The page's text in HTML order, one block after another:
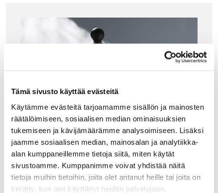
Tämä sivusto käyttää evästeitä
Käytämme evästeitä tarjoamamme sisällön ja mainosten
räätälöimiseen, sosiaalisen median ominaisuuksien
tukemiseen ja kävijämäärämme analysoimiseen. Lisäksi
jaamme sosiaalisen median, mainosalan ja analytiikka-
alan kumppaneillemme tietoja siitä, miten käytät
sivustoamme. Kumppanimme voivat yhdistää näitä
tietoja muihin tietoihin, joita olet antanut heille tai joita on
kerätty, kun olet käyttänyt heidän palvelujaan.